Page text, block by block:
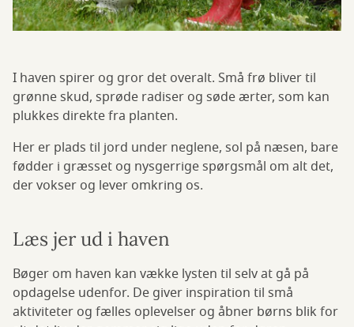
I haven spirer og gror det overalt. Små frø bliver til
grønne skud, sprøde radiser og søde ærter, som kan
plukkes direkte fra planten.
Her er plads til jord under neglene, sol på næsen, bare
fødder i græsset og nysgerrige spørgsmål om alt det,
der vokser og lever omkring os.
Læs jer ud i haven
Bøger om haven kan vække lysten til selv at gå på
opdagelse udenfor. De giver inspiration til små
aktiviteter og fælles oplevelser og åbner børns blik for